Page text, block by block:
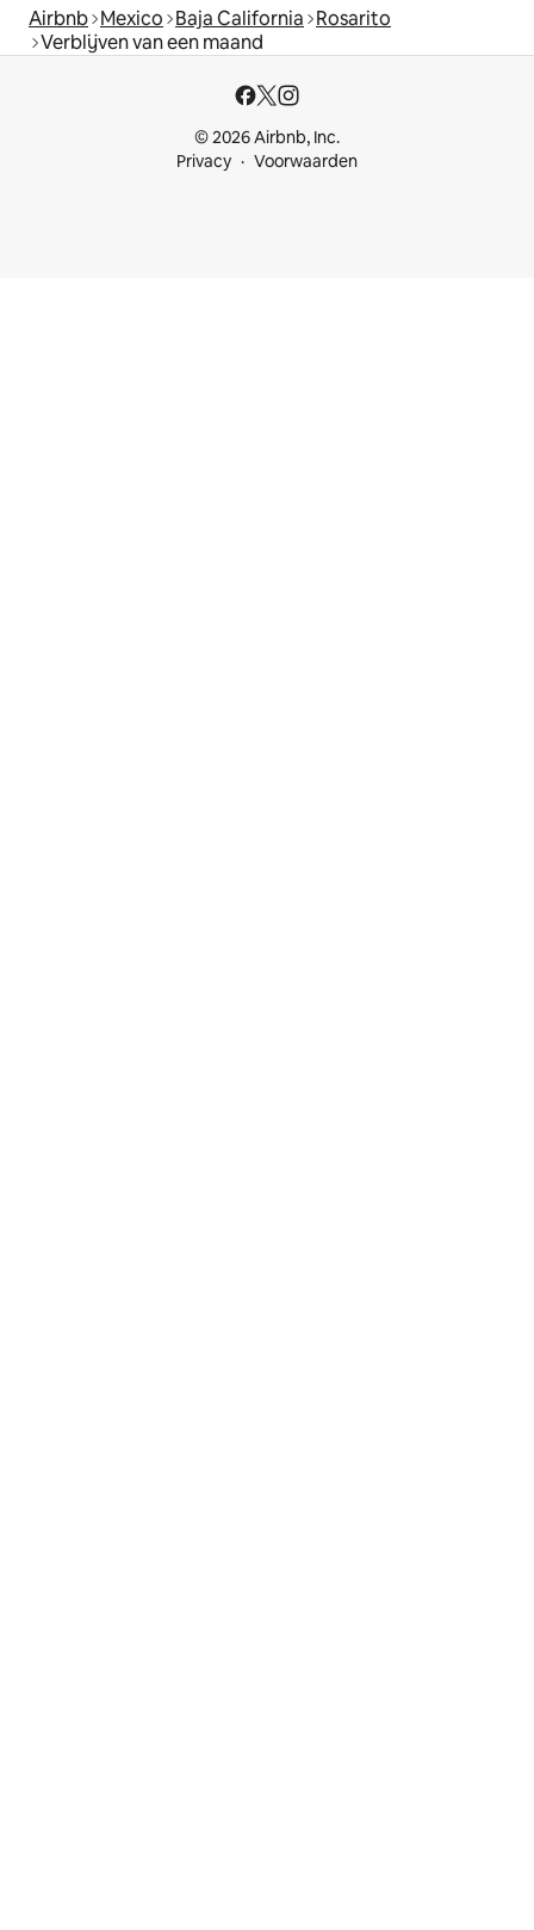
Airbnb Mexico Baja California Rosarito
Verblijven van een maand
© 2026 Airbnb, Inc.
Privacy
Voorwaarden